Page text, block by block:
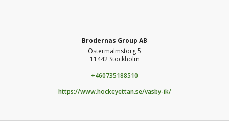
Brodernas Group AB
Östermalmstorg 5
11442 Stockholm
+460735188510
https://www.hockeyettan.se/vasby-ik/